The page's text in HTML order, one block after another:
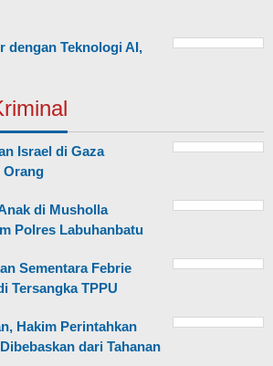
dengan Teknologi AI,
Israel di Gaza
Orang
di Musholla
Polres Labuhanbatu
Sementara Febrie
Tersangka TPPU
Hakim Perintahkan
dari Tahanan